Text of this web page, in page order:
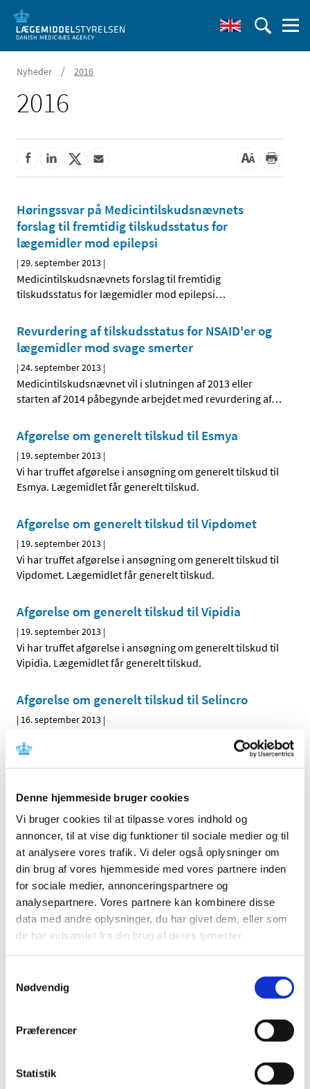
Denne hjemmeside bruger cookies
Vi bruger cookies til at tilpasse vores indhold og
annoncer, til at vise dig funktioner til sociale medier og til
at analysere vores trafik. Vi deler også oplysninger om
din brug af vores hjemmeside med vores partnere inden
for sociale medier, annonceringspartnere og
analysepartnere. Vores partnere kan kombinere disse
data med andre oplysninger, du har givet dem, eller som
de har indsamlet fra din brug af deres tjenester.
Nødvendig
Præferencer
Statistik
Nyheder / 2016
2016
Høringssvar på Medicintilskudsnævnets
forslag til fremtidig tilskudsstatus for
lægemidler mod epilepsi
|29. september 2013 |
Medicintilskudsnævnets forslag til fremtidig
tilskudsstatus for lægemidler mod epilepsi…
Revurdering af tilskudsstatus for NSAID'er og
lægemidler mod svage smerter
|24. september 2013 |
Medicintilskudsnævnet vil i slutningen af 2013 eller
starten af 2014 påbegynde arbejdet med revurdering af…
Afgørelse om generelt tilskud til Esmya
| 19. september 2013 |
Vi har truffet afgørelse i ansøgning om generelt tilskud til
Esmya. Lægemidlet får generelt tilskud.
Afgørelse om generelt tilskud til Vipdomet
| 19. september 2013 |
Vi har truffet afgørelse i ansøgning om generelt tilskud til
Vipdomet. Lægemidlet får generelt tilskud.
Afgørelse om generelt tilskud til Vipidia
| 19. september 2013 |
Vi har truffet afgørelse i ansøgning om generelt tilskud til
Vipidia. Lægemidlet får generelt tilskud.
Afgørelse om generelt tilskud til Selincro
| 16. september 2013 |
Vi har truffet afgørelse i ansøgning om generelt tilskud til
Selincro. Lægemidlet får ikke generelt tilskud.
Alle (2506)
TID
2026 (84)
2025 (158)
2024 (224)
2023 (195)
2022 (197)
2021 (516)
2020 (263)
2016 (167)
2014 (44)